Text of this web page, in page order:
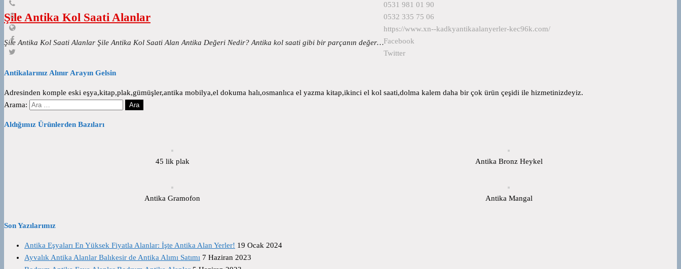
Şile Antika Kol Saati Alanlar
Şile Antika Kol Saati Alanlar Şile Antika Kol Saati Alan Antika Değeri Nedir? Antika kol saati gibi bir parçanın değer…
0531 981 01 90
0532 335 75 06
https://www.xn--kadkyantikaalanyerler-kec96k.com/
Facebook
Twitter
Antikalarınız Alınır Arayın Gelsin
Adresinden komple eski eşya,kitap,plak,gümüşler,antika mobilya,el dokuma halı,osmanlıca el yazma kitap,ikinci el kol saati,dolma kalem daha bir çok ürün çeşidi ile hizmetinizdeyiz.
Arama:
Aldığımız Ürünlerden Bazıları
45 lik plak Antika Bronz Heykel
Antika Gramofon Antika Mangal
Son Yazılarımız
Antika Eşyaları En Yüksek Fiyatla Alanlar: İşte Antika Alan Yerler! 19 Ocak 2024
Ayvalık Antika Alanlar Balıkesir de Antika Alımı Satımı 7 Haziran 2023